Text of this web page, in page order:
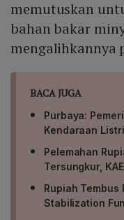
memutuskan
bahan bakar
mengalihkannya
BACA JUGA
Purbaya:
Kendaraan
Pelemahan
Tersungkur,
Rupiah Tembus
Stabilization